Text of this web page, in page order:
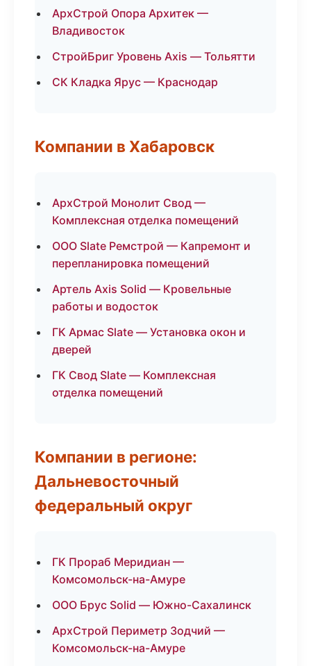
АрхСтрой Опора Архитек —
Владивосток
СтройБриг Уровень Axis — Тольятти
СК Кладка Ярус — Краснодар
Компании в Хабаровск
АрхСтрой Монолит Свод —
Комплексная отделка помещений
ООО Slate Ремстрой — Капремонт и
перепланировка помещений
Артель Axis Solid — Кровельные
работы и водосток
ГК Армас Slate — Установка окон и
дверей
ГК Свод Slate — Комплексная
отделка помещений
Компании в регионе:
Дальневосточный
федеральный округ
ГК Прораб Меридиан —
Комсомольск-на-Амуре
ООО Брус Solid — Южно-Сахалинск
АрхСтрой Периметр Зодчий —
Комсомольск-на-Амуре